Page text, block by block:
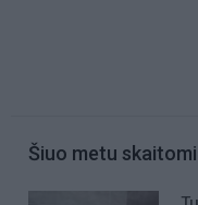
Šiuo metu